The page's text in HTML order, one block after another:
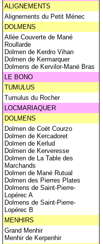
ALIGNEMENTS
Alignements du Petit Ménec
DOLMENS
Allée Couverte de Mané
Roullarde
Dolmen de Kerdro Vihan
Dolmen de Kermarquer
Dolmens de Kervilor-Mané Bras
LE BONO
TUMULUS
Tumulus du Rocher
LOCMARIAQUER
DOLMENS
Dolmen de Coët Courzo
Dolmen de Kercadoret
Dolmen de Kerlud
Dolmen de Kerveresse
Dolmen de La Table des
Marchands
Dolmen de Mané Rutual
Dolmen des Pierres Plates
Dolmens de Saint-Pierre-
Lopérec A
Dolmens de Saint-Pierre-
Lopérec B
MENHIRS
Grand Menhir
Menhir de Kerpenhir